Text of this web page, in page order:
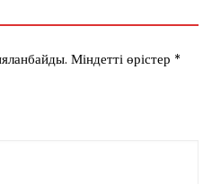
Міндетті өрістер *